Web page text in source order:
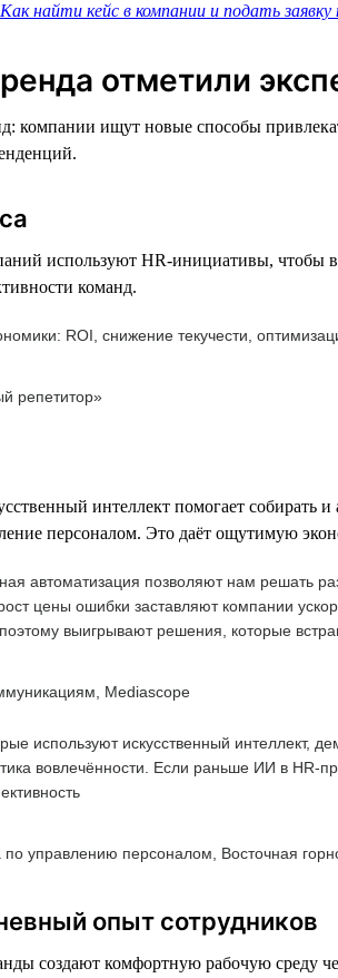
найти кейс в компании и подать
отметили
компании ищут новые способы
используют HR-инициативы, чтобы
команд.
ROI, снижение текучести,
репетитор»
интеллект помогает
персоналом. Это даёт ощутимую
автоматизация позволяют нам решать
цены ошибки заставляют компании
выигрывают решения, которые
Mediascope
используют искусственный интеллект,
вовлечённости. Если раньше ИИ в HR-
по управлению персоналом, Восточная
опыт сотрудников
создают комфортную рабочую